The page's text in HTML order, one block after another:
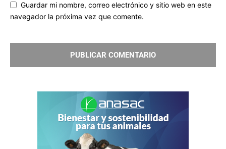
Guardar mi nombre, correo electrónico y sitio web en este
navegador la próxima vez que comente.